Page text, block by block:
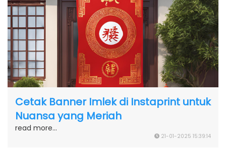
Cetak Banner Imlek di Instaprint untuk
Nuansa yang Meriah
read more...
21-01-2025 15:39:14